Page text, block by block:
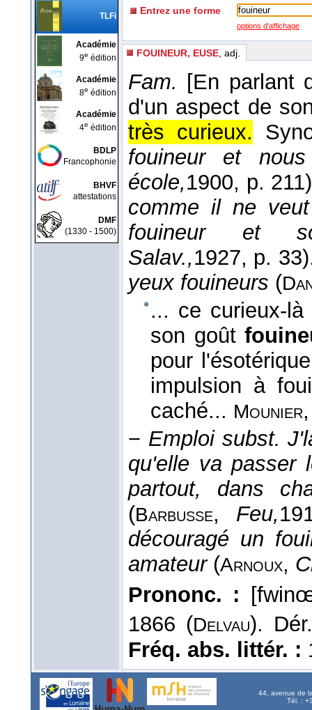
TLFi
Académie
9e édition
Académie
8e édition
Académie
4e édition
BDLP
Francophonie
BHVF
attestations
DMF
(1330 - 1500)
Entrez une forme
options d'affichage
FOUINEUR, EUSE , adj.
Fam. [En parlant
d'un aspect de
très curieux.
fouineur et
école,1900, p.
comme il ne
fouineur et
Salav.,1927, p.
yeux fouineurs (
... ce curieux-
son goût
pour
impulsion à
caché... Mounier
− Emploi subst.
qu'elle va passer
partout, dans
(Barbusse, Feu,
découragé un
amateur(Arnoux,
Prononc. :
1866 (Delvau).
Fréq. abs. littér. :
44, avenue de
Tél. :